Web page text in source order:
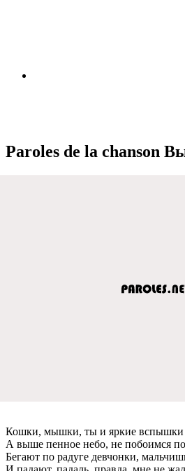
Paroles de la chanson
Кошки, мышки, ты и яркие вспышки
А выше пенное небо, не побоимся
Бегают по радуге девчонки,